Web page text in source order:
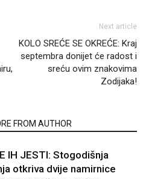
Next article
KOLO SREĆE SE OKREĆE: Kraj
septembra donijet će radost i
sreću ovim znakovima
Zodijaka!
FROM AUTHOR
IH JESTI: Stogodišnja
otkriva dvije namirnice